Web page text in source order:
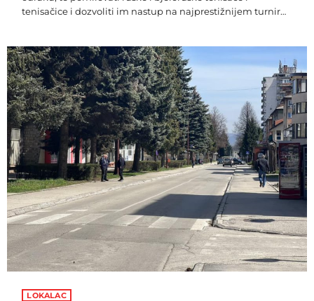
tenisačice i dozvoliti im nastup na najprestižnijem turniru
država na Ukrajinu, a danas je vodstvo All England Cluba
odlučilo ukinuti zabranu, no uz dva veoma čudna uvjeta.
Rusi i Bjelorusi bi, naravno, kao i na ostalim turnirima
morali nastupati pod neutralnom zastavom, […]
LOKALAC